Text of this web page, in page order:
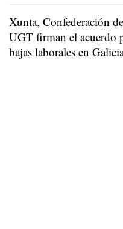
Xunta, Confederación
UGT firman el acuerdo
bajas laborales en